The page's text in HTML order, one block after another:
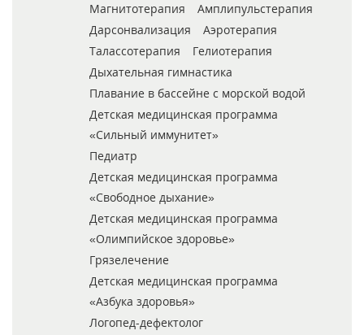
Магнитотерапия
Амплипульстерапия
Дарсонвализация
Аэротерапия
Талассотерапия
Гелиотерапия
Дыхательная гимнастика
Плавание в бассейне с морской водой
Детская медицинская программа
«Сильный иммунитет»
Педиатр
Детская медицинская программа
«Свободное дыхание»
Детская медицинская программа
«Олимпийское здоровье»
Грязелечение
Детская медицинская программа
«Азбука здоровья»
Логопед-дефектолог